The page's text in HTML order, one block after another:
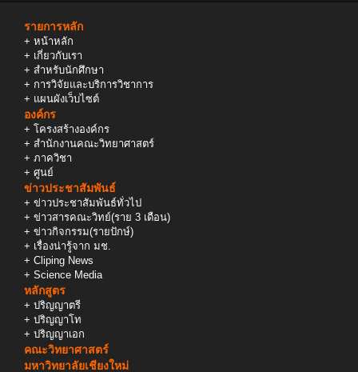
รายการหลัก
+ หน้าหลัก
+ เกี่ยวกับเรา
+ สำหรับนักศึกษา
+ การวิจัยและบริการวิชาการ
+ แผนผังเว็บไซต์
องค์กร
+ โครงสร้างองค์กร
+ สำนักงานคณะวิทยาศาสตร์
+ ภาควิชา
+ ศูนย์
ข่าวประชาสัมพันธ์
+ ข่าวประชาสัมพันธ์ทั่วไป
+ ข่าวสารคณะวิทย์(ราย 3 เดือน)
+ ข่าวกิจกรรม(รายปักษ์)
+ เรื่องน่ารู้จาก มช.
+ Cliping News
+ Science Media
หลักสูตร
+ ปริญญาตรี
+ ปริญญาโท
+ ปริญญาเอก
คณะวิทยาศาสตร์
มหาวิทยาลัยเชียงใหม่